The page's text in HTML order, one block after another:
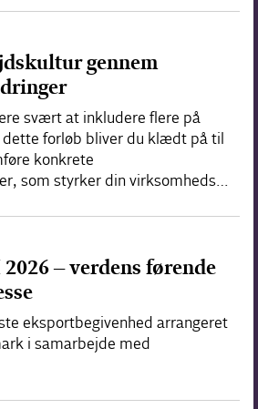
gennem
svært at inkludere flere på
forløb bliver du klædt på til
konkrete
som styrker din virksomheds…
– verdens førende
eksportbegivenhed arrangeret
i samarbejde med